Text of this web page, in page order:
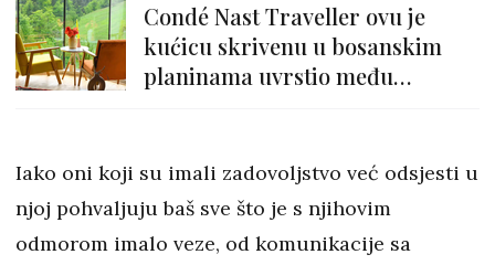
Condé Nast Traveller ovu je
kućicu skrivenu u bosanskim
planinama uvrstio među
Iako oni koji su imali zadovoljstvo već odsjesti u
njoj pohvaljuju baš sve što je s njihovim
odmorom imalo veze, od komunikacije sa